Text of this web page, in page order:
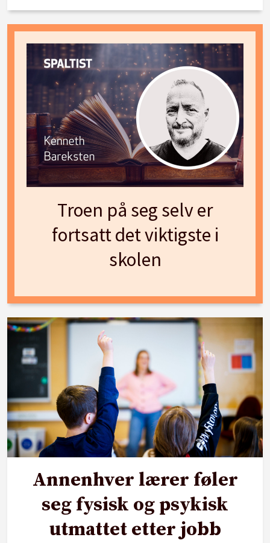
Troen på seg selv er
fortsatt det viktigste i
skolen
Annenhver lærer føler
seg fysisk og psykisk
utmattet etter jobb